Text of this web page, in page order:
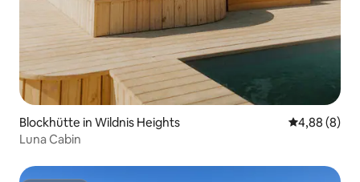
Blockhütte in Wildnis Heights
4,88 (8)
Luna Cabin